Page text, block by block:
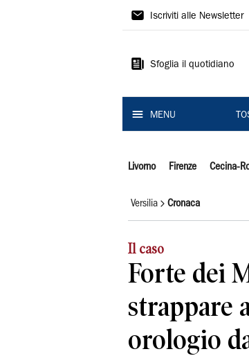
Il
Iscriviti alle Newsletter
Sfoglia il quotidiano
MENU
Livorno Firenze Cecina-
Versilia Cronaca
Il caso
Forte dei
strappare
orologio